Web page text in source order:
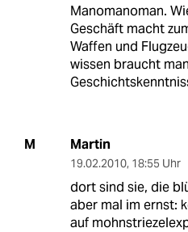
Manomanoman.
Geschäft macht
Waffen und
wissen braucht
M Martin
19.02.2010, 18:55 Uhr
dort sind sie, die
aber mal im ernst:
auf